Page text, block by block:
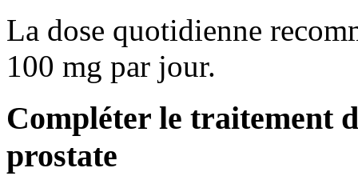
La dose quotidienne
100 mg par jour.
Compléter le traitement
prostate